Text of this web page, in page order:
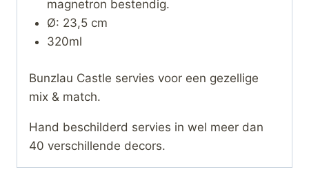
magnetron bestendig.
Ø: 23,5 cm
320ml
Bunzlau Castle servies voor een gezellige
mix & match.
Hand beschilderd servies in wel meer dan
40 verschillende decors.